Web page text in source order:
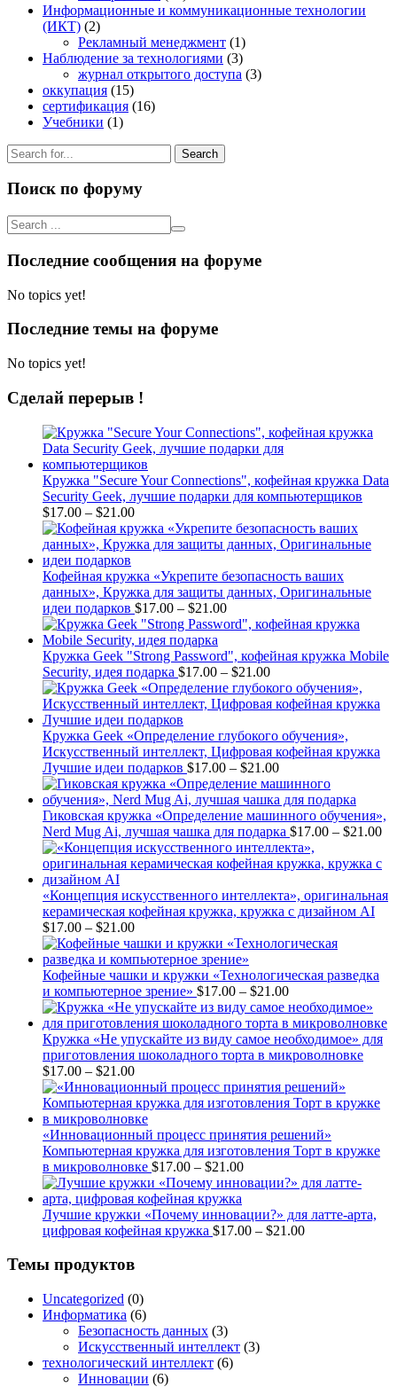
Информационные и коммуникационные технологии
(ИКТ) (2)
Рекламный менеджмент (1)
Наблюдение за технологиями (3)
журнал открытого доступа (3)
оккупация (15)
сертификация (16)
Учебники (1)
Search
for:
Поиск по форуму
Последние сообщения на форуме
No topics yet!
Последние темы на форуме
No topics yet!
Сделай перерыв !
Кружка "Secure Your Connections", кофейная кружка Data
Security Geek, лучшие подарки для компьютерщиков
$17.00 – $21.00Price
range:
$17.00
$21.00
Кофейная кружка «Укрепите безопасность ваших
данных», Кружка для защиты данных, Оригинальные
идеи подарков $17.00 – $21.00Price
range:
through
$21.00
Кружка Geek "Strong Password", кофейная кружка Mobile
Security, идея подарка $17.00 – $21.00Price
range:
$17.00
$21.00
Кружка Geek «Определение глубокого обучения»,
Искусственный интеллект, Цифровая кофейная кружка
Лучшие идеи подарков $17.00 – $21.00Price
range:
$17.00
through
$21.00
Гиковская кружка «Определение машинного обучения»,
Nerd Mug Ai, лучшая чашка для подарка $17.00 – $21.00
«Концепция искусственного интеллекта», оригинальная
керамическая кофейная кружка, кружка с дизайном AI
$17.00 – $21.00Price
range:
$17.00
through
$21.00
Кофейные чашки и кружки «Технологическая разведка
и компьютерное зрение» $17.00 – $21.00Price
range:
$17.00
through
$21.00
Кружка «Не упускайте из виду самое необходимое» для
приготовления шоколадного торта в микроволновке
$17.00 – $21.00Price
range:
$17.00
through
$21.00
«Инновационный процесс принятия решений»
Компьютерная кружка для изготовления Торт в кружке
в микроволновке $17.00 – $21.00Price
range:
through
$21.00
Лучшие кружки «Почему инновации?» для латте-арта,
цифровая кофейная кружка $17.00 – $21.00Price
Темы продуктов
Uncategorized (0)
Информатика (6)
Безопасность данных (3)
Искусственный интеллект (3)
технологический интеллект (6)
Инновации (6)